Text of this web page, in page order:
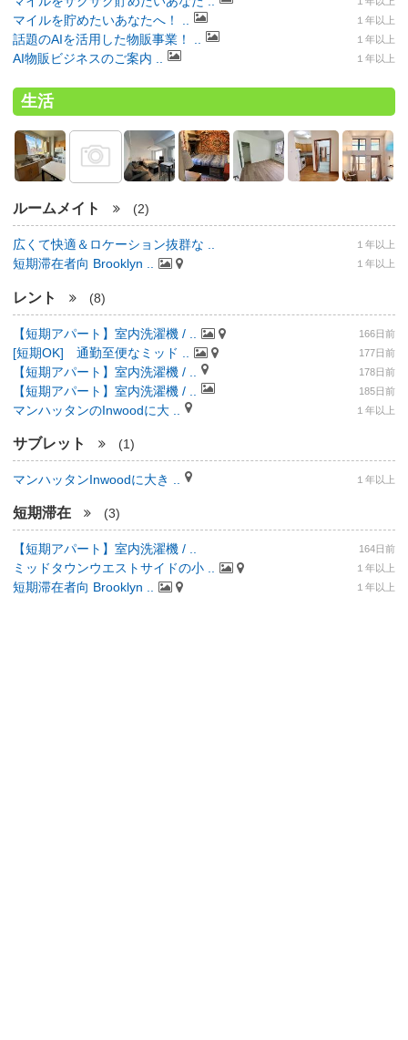
マイルを貯めたいあなたへ！ .. １年以上
話題のAIを活用した物販事業！ .. １年以上
AI物販ビジネスのご案内 .. １年以上
生活
ルームメイト (2)
広くて快適＆ロケーション抜群な .. １年以上
短期滞在者向 Brooklyn .. １年以上
レント (8)
【短期アパート】室内洗濯機 / .. 166日前
[短期OK] 通勤至便なミッド .. 177日前
【短期アパート】室内洗濯機 / .. 178日前
【短期アパート】室内洗濯機 / .. 185日前
マンハッタンのInwoodに大 .. １年以上
サブレット (1)
マンハッタンInwoodに大き .. １年以上
短期滞在 (3)
【短期アパート】室内洗濯機 / .. 164日前
ミッドタウンウエストサイドの小 .. １年以上
短期滞在者向 Brooklyn .. １年以上